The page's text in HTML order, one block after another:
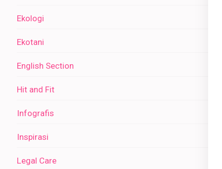
Ekologi
Ekotani
English Section
Hit and Fit
Infografis
Inspirasi
Legal Care